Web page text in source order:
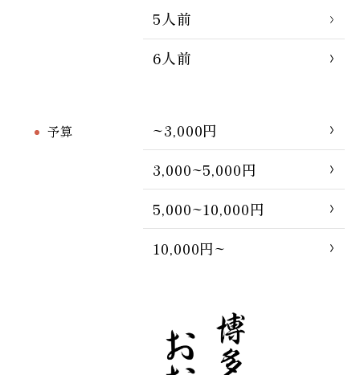
5人前
6人前
予算
~3,000円
3,000~5,000円
5,000~10,000円
10,000円~